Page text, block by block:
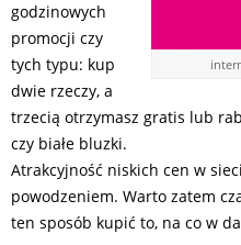
godzinowych
promocji czy
tych typu: kup
dwie rzeczy, a
trzecią otrzymasz gratis lub
czy białe bluzki.
Atrakcyjność niskich cen w
powodzeniem. Warto zatem
ten sposób kupić to, na co w